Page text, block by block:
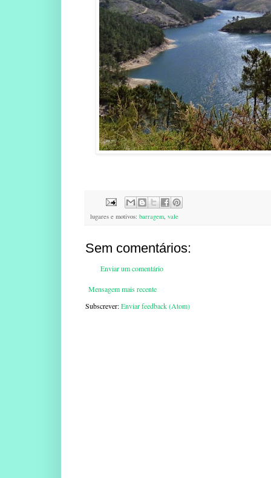
lugares e motivos: barragem, vale
Sem comentários:
Enviar um comentário
Mensagem mais recente
Subscrever:Enviar feedback (Atom)